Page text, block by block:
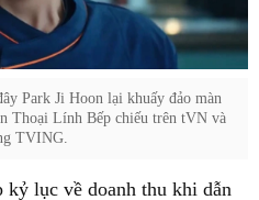
Park Ji Hoon lại khuấy đảo màn
Thoại Lính Bếp chiếu trên tVN và
TVING.
lục về doanh thu khi dẫn